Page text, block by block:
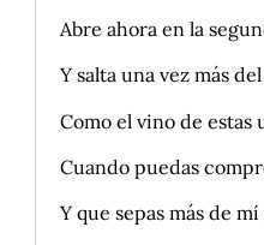
Abre ahora en la
Y salta una vez más
Como el vino de estas
Cuando puedas
Y que sepas más de